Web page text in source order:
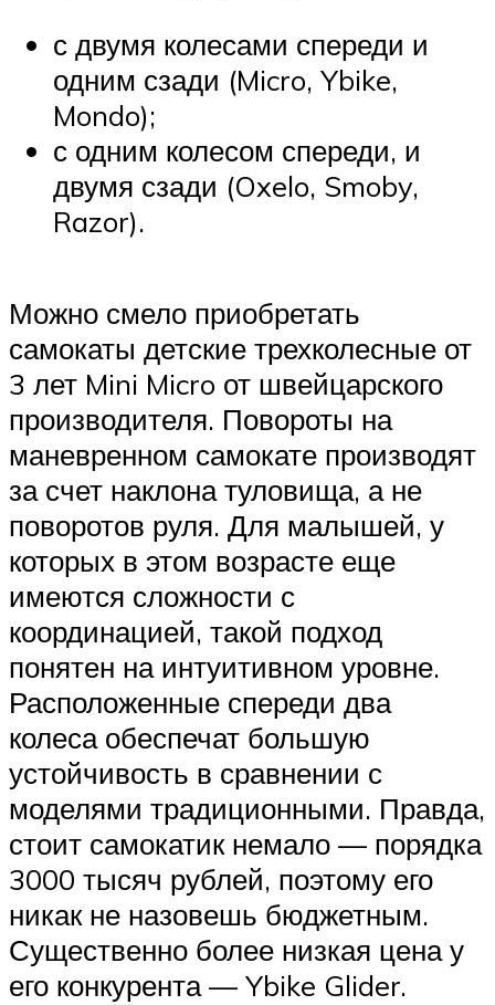
с двумя колесами спереди и
одним сзади (Micro, Ybike,
Mondo);
с одним колесом спереди, и
двумя сзади (Oxelo, Smoby,
Razor).
Можно смело приобретать
самокаты детские трехколесные от
3 лет Mini Micro от швейцарского
производителя. Повороты на
маневренном самокате производят
за счет наклона туловища, а не
поворотов руля. Для малышей, у
которых в этом возрасте еще
имеются сложности с
координацией, такой подход
понятен на интуитивном уровне.
Расположенные спереди два
колеса обеспечат большую
устойчивость в сравнении с
моделями традиционными. Правда,
стоит самокатик немало — порядка
3000 тысяч рублей, поэтому его
никак не назовешь бюджетным.
Существенно более низкая цена у
его конкурента — Ybike Glider.